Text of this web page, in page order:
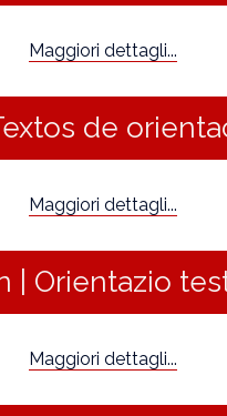
Maggiori dettagli...
de
Maggiori dettagli...
| Orientazio
Maggiori dettagli...